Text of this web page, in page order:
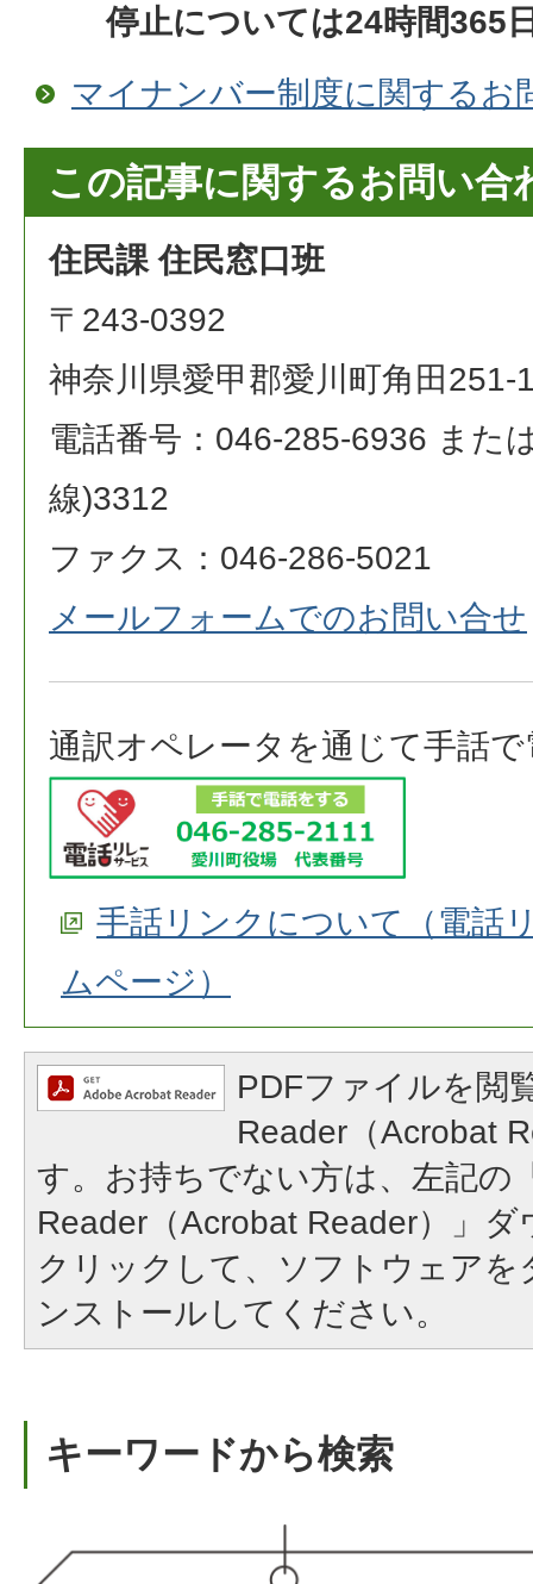
停止については24時間365
マイナンバー制度に関するお
この記事に関するお問い合
住民課 住民窓口班
〒243-0392
神奈川県愛甲郡愛川町角田251-
電話番号：046-285-6936 また
線)3312
ファクス：046-286-5021
メールフォームでのお問い合せ
通訳オペレータを通じて手話
手話リンクについて（電話
ムページ）
PDFファイルを閲
Reader（Acrobat
す。お持ちでない方は、左記の
Reader（Acrobat Reader）」
クリックして、ソフトウェア
ンストールしてください。
キーワードから検索